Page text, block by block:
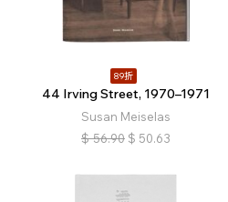
89折
44 Irving Street, 1970–1971
Susan Meiselas
$ 56.90 $ 50.63